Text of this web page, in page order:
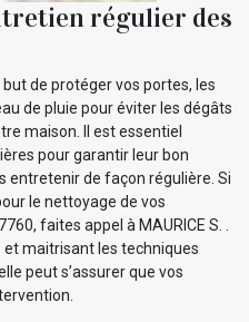
régulier des
de protéger vos portes, les
de pluie pour éviter les dégâts
maison. Il est essentiel
pour garantir leur bon
de façon régulière. Si
le nettoyage de vos
faites appel à MAURICE S. .
maitrisant les techniques
peut s’assurer que vos